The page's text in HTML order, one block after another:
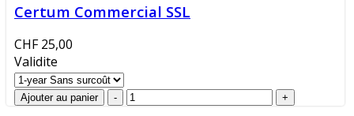
Certum Commercial SSL
CHF 25,00
Validite